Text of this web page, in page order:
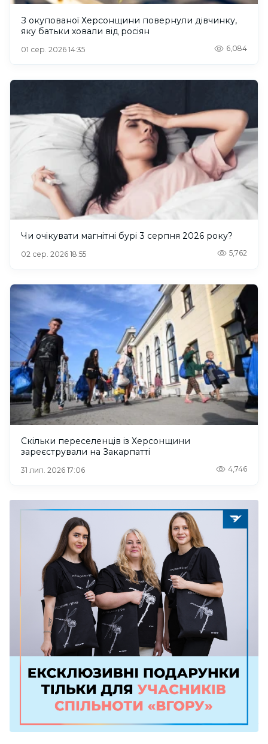
З окупованої Херсонщини повернули дівчинку,
яку батьки ховали від росіян
01 сер. 2026 14:35 6,084
Чи очікувати магнітні бурі 3 серпня 2026 року?
02 сер. 2026 18:55 5,762
Скільки переселенців із Херсонщини
зареєстрували на Закарпатті
31 лип. 2026 17:06 4,746